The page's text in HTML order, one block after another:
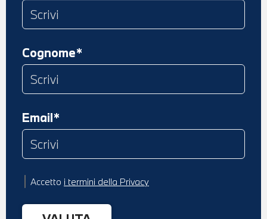
Cognome*
Email*
Accetto i termini della Privacy